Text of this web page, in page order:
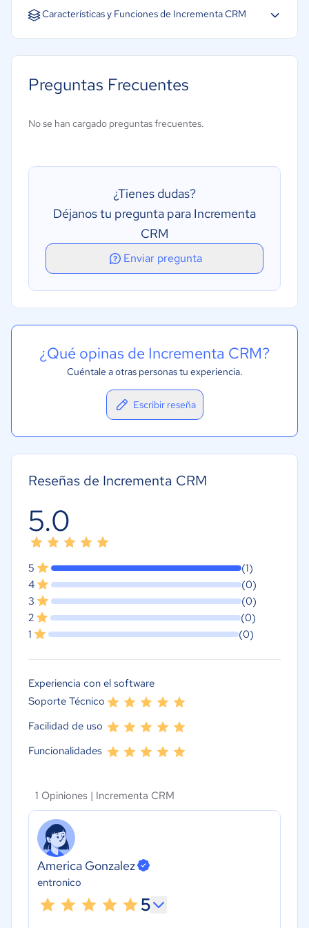
Español Inglés
Características y Funciones de Incrementa CRM
Gestión de canales
Compromiso de clientes potenciales
Publicaciones automatizadas
Gestión de llamadas
Gestión de oportunidades
Métricas de rendimiento
Preguntas Frecuentes
No se han cargado preguntas frecuentes.
¿Tienes dudas?
Déjanos tu pregunta para Incrementa
CRM
Enviar pregunta
¿Qué opinas de Incrementa CRM?
Cuéntale a otras personas tu experiencia.
Escribir reseña
Reseñas de Incrementa CRM
5.0
5
(1)
4
(0)
3
(0)
2
(0)
1
(0)
Experiencia con el software
Soporte Técnico
Facilidad de uso
Funcionalidades
1 Opiniones | Incrementa CRM
America Gonzalez
entronico
5